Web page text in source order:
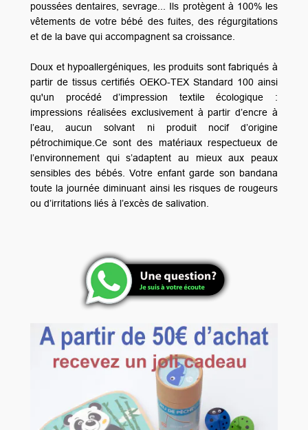
poussées dentaires, sevrage... Ils protègent à 100% les
vêtements de votre bébé des fuites, des régurgitations
et de la bave qui accompagnent sa croissance.
Doux et hypoallergéniques, les produits sont fabriqués à
partir de tissus certifiés OEKO-TEX Standard 100 ainsi
qu'un procédé d’impression textile écologique :
impressions réalisées exclusivement à partir d’encre à
l’eau, aucun solvant ni produit nocif d’origine
pétrochimique.Ce sont des matériaux respectueux de
l’environnement qui s’adaptent au mieux aux peaux
sensibles des bébés. Votre enfant garde son bandana
toute la journée diminuant ainsi les risques de rougeurs
ou d’irritations liés à l’excès de salivation.